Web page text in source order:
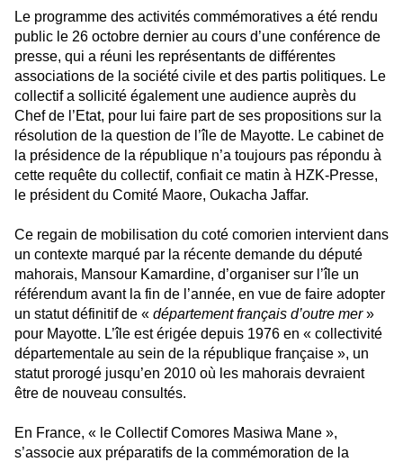
Le programme des activités commémoratives a été rendu
public le 26 octobre dernier au cours d’une conférence de
presse, qui a réuni les représentants de différentes
associations de la société civile et des partis politiques. Le
collectif a sollicité également une audience auprès du
Chef de l’Etat, pour lui faire part de ses propositions sur la
résolution de la question de l’île de Mayotte. Le cabinet de
la présidence de la république n’a toujours pas répondu à
cette requête du collectif, confiait ce matin à HZK-Presse,
le président du Comité Maore, Oukacha Jaffar.
Ce regain de mobilisation du coté comorien intervient dans
un contexte marqué par la récente demande du député
mahorais, Mansour Kamardine, d’organiser sur l’île un
référendum avant la fin de l’année, en vue de faire adopter
un statut définitif de « département français d’outre mer»
pour Mayotte. L’île est érigée depuis 1976 en « collectivité
départementale au sein de la république française », un
statut prorogé jusqu’en 2010 où les mahorais devraient
être de nouveau consultés.
En France, « le Collectif Comores Masiwa Mane »,
s’associe aux préparatifs de la commémoration de la